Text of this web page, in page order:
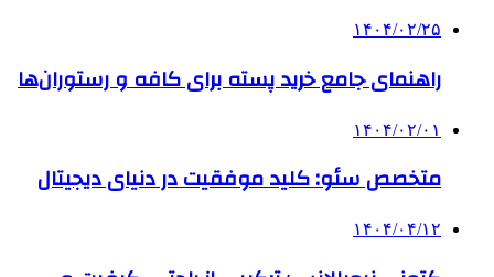
۱۴۰۴/۰۲/۲۵
راهنمای جامع خرید پسته برای کافه و رستوران‌ها
۱۴۰۴/۰۲/۰۱
متخصص سئو: کلید موفقیت در دنیای دیجیتال
۱۴۰۴/۰۴/۱۲